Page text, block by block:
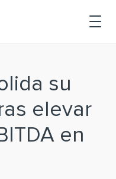
su
elevar
en